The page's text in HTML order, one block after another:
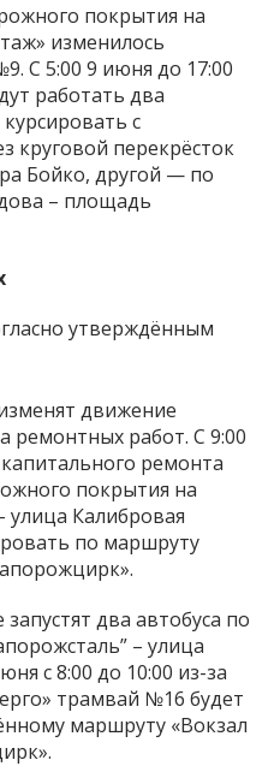
покрытия на
изменилось
С 5:00 9 июня до 17:00
работать два
с
круговой перекрёсток
Бойко, другой — по
– площадь
утверждённым
движение
работ. С 9:00
ремонта
покрытия на
Калибровая
по маршруту
два автобуса по
– улица
с 8:00 до 10:00 из-за
трамвай №16 будет
маршруту «Вокзал